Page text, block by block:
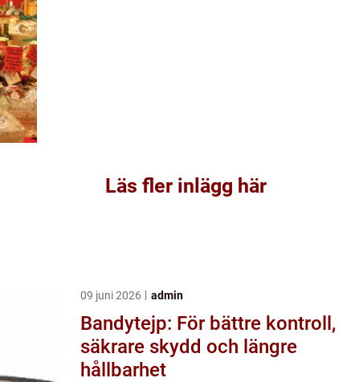
Läs fler inlägg här
09 juni 2026 admin
Bandytejp: För bättre kontroll,
säkrare skydd och längre
hållbarhet